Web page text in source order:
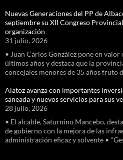
Nuevas Generaciones del PP de
septiembre su XII Congreso
organización
31 julio, 2026
• Juan Carlos González pone en
últimos años y destaca que la
concejales menores de 35 años fruto
Alatoz avanza con importantes
saneada y nuevos servicios para sus
28 julio, 2026
• El alcalde, Saturnino Mancebo,
de gobierno con la mejora de las
administración eficaz y solvente •